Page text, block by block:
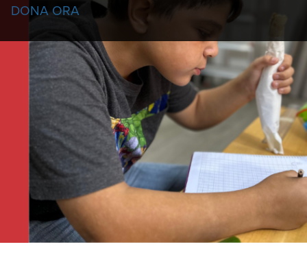
DONA ORA